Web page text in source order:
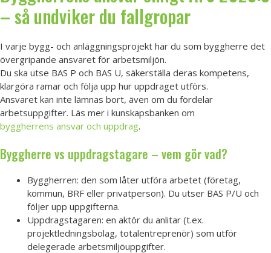
– så undviker du fallgropar
I varje bygg- och anläggningsprojekt har du som byggherre det
övergripande ansvaret för arbetsmiljön.
Du ska utse BAS P och BAS U, säkerställa deras kompetens,
klargöra ramar och följa upp hur uppdraget utförs.
Ansvaret kan inte lämnas bort, även om du fördelar
arbetsuppgifter. Läs mer i kunskapsbanken om
byggherrens ansvar och uppdrag.
Byggherre vs uppdragstagare – vem gör vad?
Byggherren: den som låter utföra arbetet (företag,
kommun, BRF eller privatperson). Du utser BAS P/U och
följer upp uppgifterna.
Uppdragstagaren: en aktör du anlitar (t.ex.
projektledningsbolag, totalentreprenör) som utför
delegerade arbetsmiljöuppgifter.